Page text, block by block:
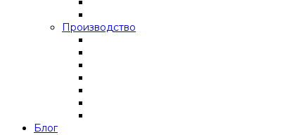
Производство
Блог